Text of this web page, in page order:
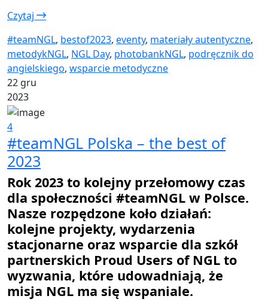
Czytaj
#teamNGL, bestof2023, eventy, materiały autentyczne,
metodykNGL, NGL Day, photobankNGL, podręcznik do
angielskiego, wsparcie metodyczne
22 gru
2023
4
#teamNGL Polska – the best of
2023
Rok 2023 to kolejny przełomowy czas
dla społeczności #teamNGL w Polsce.
Nasze rozpędzone koło działań:
kolejne projekty, wydarzenia
stacjonarne oraz wsparcie dla szkół
partnerskich Proud Users of NGL to
wyzwania, które udowadniają, że
misja NGL ma się wspaniale.